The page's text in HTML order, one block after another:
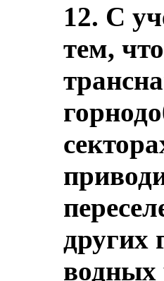
12. С
тем,
других
водных